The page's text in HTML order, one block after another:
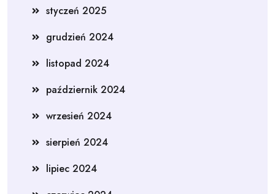
styczeń 2025
grudzień 2024
listopad 2024
październik 2024
wrzesień 2024
sierpień 2024
lipiec 2024